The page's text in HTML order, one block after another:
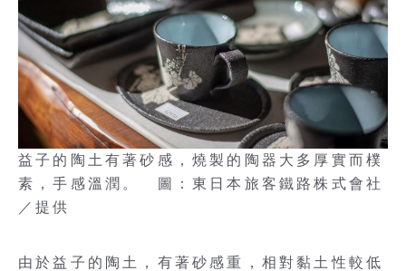
益子的陶土有著砂感，燒製的陶器大多厚實而樸
素，手感溫潤。 圖：東日本旅客鐵路株式會社
／提供
由於益子的陶土，有著砂感重，相對黏土性較低